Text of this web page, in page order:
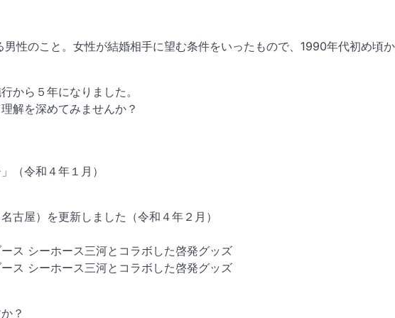
性のこと。女性が結婚相手に望む条件をいったもので、1990年代初め頃
から５年になりました。
解を深めてみませんか？
（令和４年１月）
古屋）を更新しました（令和４年２月）
ス シーホース三河とコラボした啓発グッズ
ス シーホース三河とコラボした啓発グッズ
？